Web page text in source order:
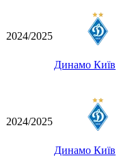
2024/2025
Динамо Київ
2024/2025
Динамо Київ